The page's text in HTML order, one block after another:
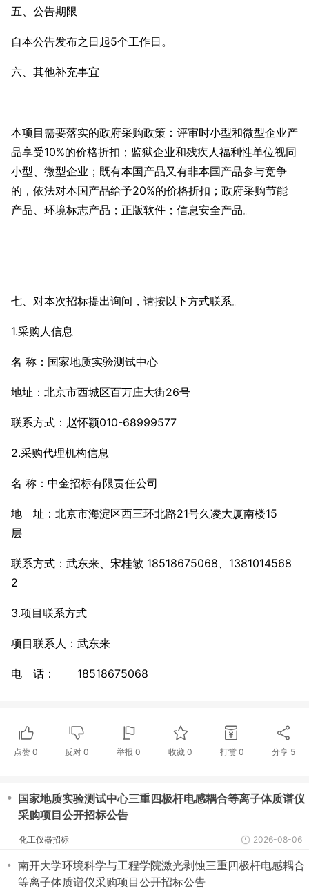
五、公告期限
自本公告发布之日起5个工作日。
六、其他补充事宜
本项目需要落实的政府采购政策：评审时小型和微型企业产
品享受10%的价格折扣；监狱企业和残疾人福利性单位视同
小型、微型企业；既有本国产品又有非本国产品参与竞争
的，依法对本国产品给予20%的价格折扣；政府采购节能
产品、环境标志产品；正版软件；信息安全产品。
七、对本次招标提出询问，请按以下方式联系。
1.采购人信息
名 称：国家地质实验测试中心
地址：北京市西城区百万庄大街26号
联系方式：赵怀颖010-68999577
2.采购代理机构信息
名 称：中金招标有限责任公司
地 址：北京市海淀区西三环北路21号久凌大厦南楼15
层
联系方式：武东来、宋桂敏 18518675068、1381014568
2
3.项目联系方式
项目联系人：武东来
电 话： 18518675068
点赞 0 反对0 举报 0 收藏 0 打赏 0 分享 5
・ 国家地质实验测试中心三重四极杆电感耦合等离子体质谱仪
采购项目公开招标公告
化工仪器招标 2026-08-06
・ 南开大学环境科学与工程学院激光剥蚀三重四极杆电感耦合
等离子体质谱仪采购项目公开招标公告